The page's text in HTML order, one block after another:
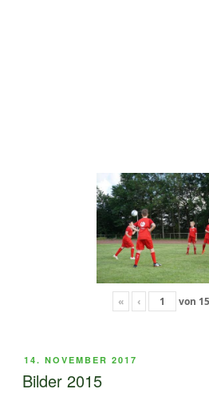
« ‹ von 15
VERÖFFENTLICHT
AM
14. NOVEMBER 2017
Bilder 2015